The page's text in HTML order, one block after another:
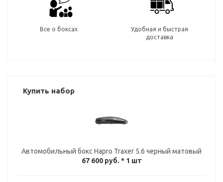
Все о боксах
Удобная и быстрая
доставка
Купить набор
Автомобильный бокс Hapro Traxer 5.6 черный матовый
67 600 руб. * 1 шт